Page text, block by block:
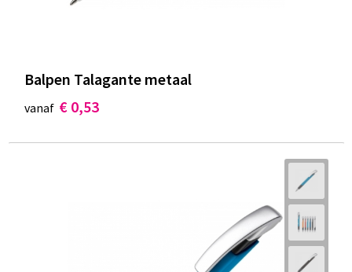
Balpen Talagante metaal
vanaf € 0,53